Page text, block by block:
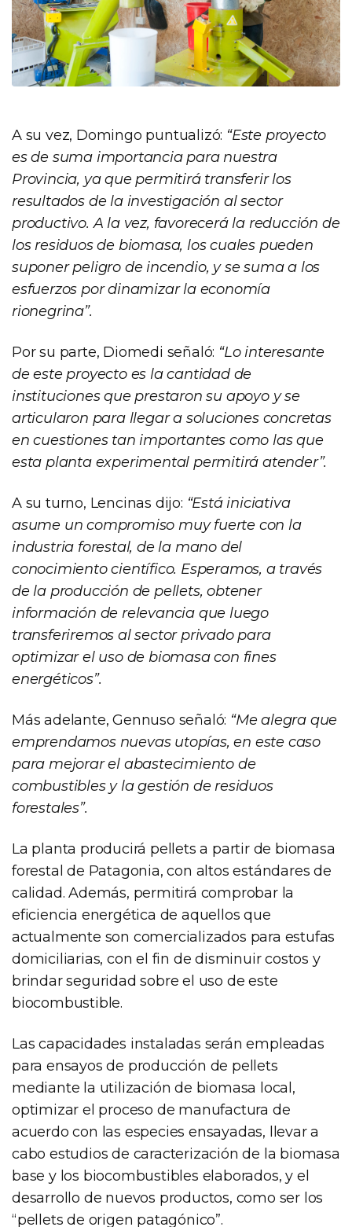
A su vez, Domingo puntualizó: “Este proyecto
es de suma importancia para nuestra
Provincia, ya que permitirá transferir los
resultados de la investigación al sector
productivo. A la vez, favorecerá la reducción de
los residuos de biomasa, los cuales pueden
suponer peligro de incendio, y se suma a los
esfuerzos por dinamizar la economía
rionegrina”.
Por su parte, Diomedi señaló: “Lo interesante
de este proyecto es la cantidad de
instituciones que prestaron su apoyo y se
articularon para llegar a soluciones concretas
en cuestiones tan importantes como las que
esta planta experimental permitirá atender”.
A su turno, Lencinas dijo: “Está iniciativa
asume un compromiso muy fuerte con la
industria forestal, de la mano del
conocimiento científico. Esperamos, a través
de la producción de pellets, obtener
información de relevancia que luego
transferiremos al sector privado para
optimizar el uso de biomasa con fines
energéticos”.
Más adelante, Gennuso señaló: “Me alegra que
emprendamos nuevas utopías, en este caso
para mejorar el abastecimiento de
combustibles y la gestión de residuos
forestales”.
La planta producirá pellets a partir de biomasa
forestal de Patagonia, con altos estándares de
calidad. Además, permitirá comprobar la
eficiencia energética de aquellos que
actualmente son comercializados para estufas
domiciliarias, con el fin de disminuir costos y
brindar seguridad sobre el uso de este
biocombustible.
Las capacidades instaladas serán empleadas
para ensayos de producción de pellets
mediante la utilización de biomasa local,
optimizar el proceso de manufactura de
acuerdo con las especies ensayadas, llevar a
cabo estudios de caracterización de la biomasa
base y los biocombustibles elaborados, y el
desarrollo de nuevos productos, como ser los
“pellets de origen patagónico”.